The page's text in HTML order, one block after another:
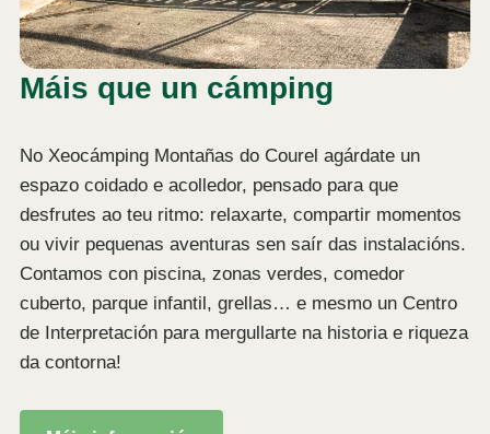
Máis que un cámping
No Xeocámping Montañas do Courel agárdate un
espazo coidado e acolledor, pensado para que
desfrutes ao teu ritmo: relaxarte, compartir momentos
ou vivir pequenas aventuras sen saír das instalacións.
Contamos con piscina, zonas verdes, comedor
cuberto, parque infantil, grellas… e mesmo un Centro
de Interpretación para mergullarte na historia e riqueza
da contorna!